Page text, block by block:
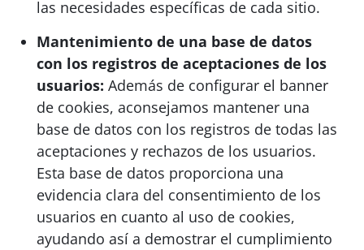
las necesidades específicas de cada sitio.
Mantenimiento de una base de datos
con los registros de aceptaciones de los
usuarios: Además de configurar el banner
de cookies, aconsejamos mantener una
base de datos con los registros de todas las
aceptaciones y rechazos de los usuarios.
Esta base de datos proporciona una
evidencia clara del consentimiento de los
usuarios en cuanto al uso de cookies,
ayudando así a demostrar el cumplimiento